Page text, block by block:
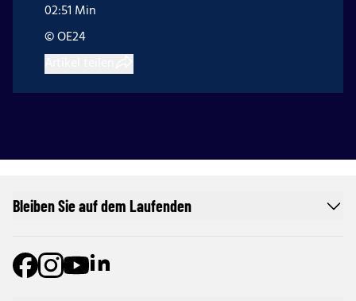
02:51 Min
© OE24
Bleiben Sie auf dem Laufenden